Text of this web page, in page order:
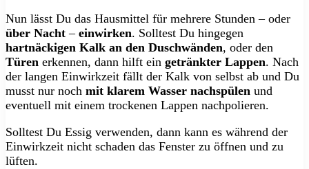
Nun lässt Du das Hausmittel für mehrere Stunden – oder
über Nacht – einwirken. Solltest Du hingegen
hartnäckigen Kalk an den Duschwänden, oder den
Türen erkennen, dann hilft ein getränkter Lappen. Nach
der langen Einwirkzeit fällt der Kalk von selbst ab und Du
musst nur noch mit klarem Wasser nachspülen und
eventuell mit einem trockenen Lappen nachpolieren.
Solltest Du Essig verwenden, dann kann es während der
Einwirkzeit nicht schaden das Fenster zu öffnen und zu
lüften.